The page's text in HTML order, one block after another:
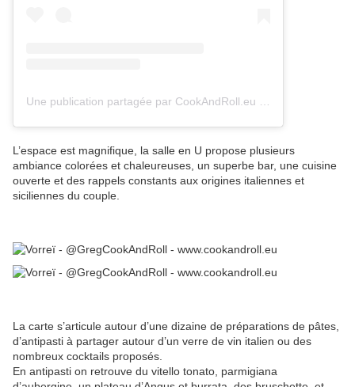
L’espace est magnifique, la salle en U propose plusieurs
ambiance colorées et chaleureuses, un superbe bar, une cuisine
ouverte et des rappels constants aux origines italiennes et
siciliennes du couple.
La carte s’articule autour d’une dizaine de préparations de pâtes,
d’antipasti à partager autour d’un verre de vin italien ou des
nombreux cocktails proposés.
En antipasti on retrouve du vitello tonato, parmigiana